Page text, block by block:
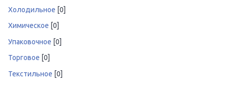
Холодильное [0]
Химическое [0]
Упаковочное [0]
Торговое [0]
Текстильное [0]